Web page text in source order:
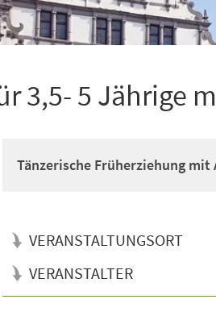
3,5- 5 Jährige
Tänzerische Früherziehung
VERANSTALTUNGSORT
VERANSTALTER